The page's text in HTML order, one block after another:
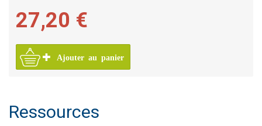
27,20 €
Ajouter au panier
Ressources